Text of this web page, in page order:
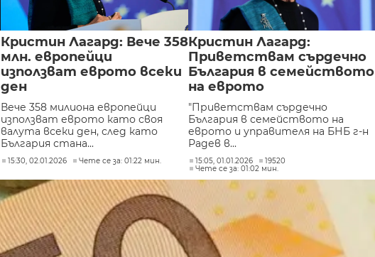
Кристин Лагард: Вече 358
млн. европейци
използват еврото всеки
ден
Вече 358 милиона европейци
използват еврото като своя
валута всеки ден, след като
България стана...
15:30, 02.01.2026 Чете се за: 01:22 мин.
Кристин Лагард:
Приветствам сърдечно
България в семейството
на еврото
"Приветствам сърдечно
България в семейството на
еврото и управителя на БНБ г-н
Радев в...
15:05, 01.01.2026
19520
Чете се за: 01:02 мин.